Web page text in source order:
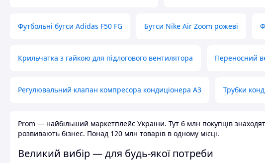
Футбольні бутси Adidas F50 FG Бутси Nike Air Zoom рожеві
Крильчатка з гайкою для підлогового вентилятора Переносний
Регулювальний клапан компресора кондиціонера А3 Трубки
Prom — найбільший маркетплейс України. Тут 6 млн покупців
розвивають бізнес. Понад 120 млн товарів в одному місці.
Великий вибір — для будь-якої потреби